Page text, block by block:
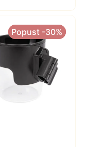
Popust -30%
Popust -30%